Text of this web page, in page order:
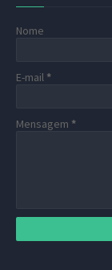
Nome
E-mail *
Mensagem *